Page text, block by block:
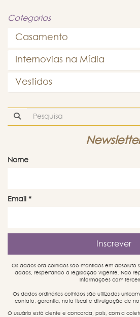
Categorias
Casamento
Internovias na Mídia
Vestidos
Nome
Email *
Os dados ora colhidos são mantidos em absoluto
dados, respeitando a legislação vigente. Não
informações com
Os dados ordinários colhidos são utilizados
contato, garantia, nota fiscal e divulgação de
O usuário está ciente e concorda, pois, com a